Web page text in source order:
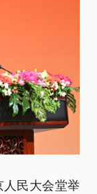
人民大会堂举